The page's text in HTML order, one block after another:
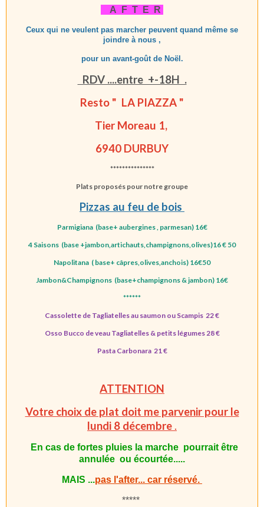
A F T E R
Ceux qui ne veulent pas marcher peuvent quand même se
joindre à nous ,
pour un avant-goût de Noël.
RDV ....entre +-18H .
Resto " LA PIAZZA "
Tier Moreau 1,
6940 DURBUY
***************
Plats proposés pour notre groupe
Pizzas au feu de bois
Parmigiana (base+ aubergines , parmesan) 16€
4 Saisons (base +jambon,artichauts,champignons,olives)16 € 50
Napolitana ( base+ câpres,olives,anchois) 16€50
Jambon&Champignons (base+champignons & jambon) 16€
******
Cassolette de Tagliatelles au saumon ou Scampis 22 €
Osso Bucco de veau Tagliatelles & petits légumes 28 €
Pasta Carbonara 21 €
ATTENTION
Votre choix de plat doit me parvenir pour le
lundi 8 décembre .
En cas de fortes pluies la marche pourrait être
annulée ou écourtée.....
MAIS ...pas l'after... car réservé.
*****